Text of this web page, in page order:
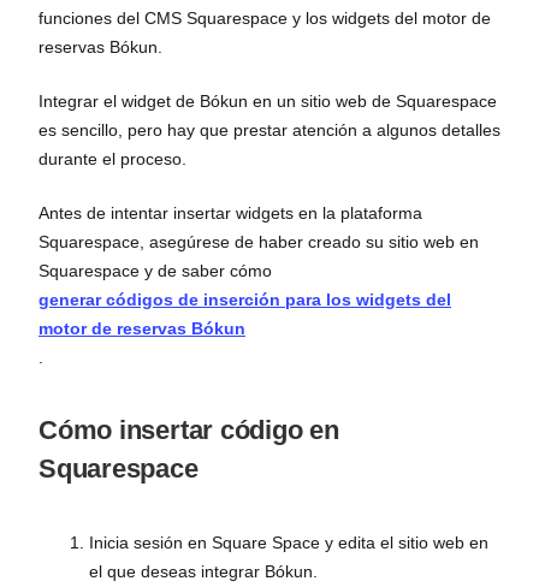
funciones del CMS Squarespace y los widgets del motor de
reservas Bókun.
Integrar el widget de Bókun en un sitio web de Squarespace
es sencillo, pero hay que prestar atención a algunos detalles
durante el proceso.
Antes de intentar insertar widgets en la plataforma
Squarespace, asegúrese de haber creado su sitio web en
Squarespace y de saber cómo
generar códigos de inserción para los widgets del
motor de reservas Bókun
Cómo insertar código en
Squarespace
Inicia sesión en Square Space y edita el sitio web en
el que deseas integrar Bókun.